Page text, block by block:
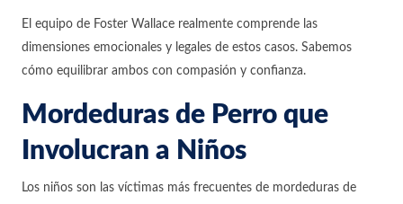
El equipo de Foster Wallace realmente comprende las
dimensiones emocionales y legales de estos casos. Sabemos
cómo equilibrar ambos con compasión y confianza.
Mordeduras de Perro que
Involucran a Niños
Los niños son las víctimas más frecuentes de mordeduras de